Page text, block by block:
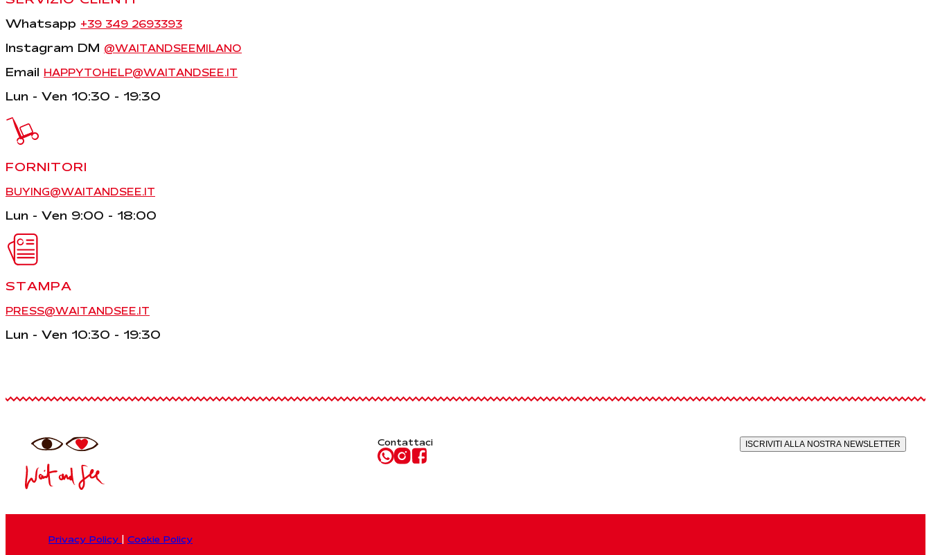
Whatsapp +39 349 2693393
Instagram DM @WAITANDSEEMILANO
Email HAPPYTOHELP@WAITANDSEE.IT
Lun - Ven 10:30 - 19:30
FORNITORI
BUYING@WAITANDSEE.IT
Lun - Ven 9:00 - 18:00
STAMPA
PRESS@WAITANDSEE.IT
Lun - Ven 10:30 - 19:30
Contattaci ISCRIVITI ALLA NOSTRA NEWSLETTER
Privacy Policy
Cookie Policy